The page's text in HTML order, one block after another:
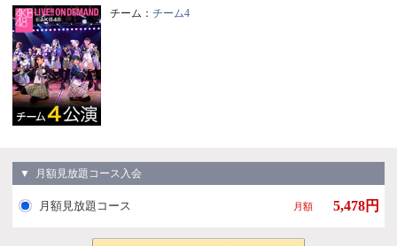
チーム： チーム4
▼ 月額見放題コース入会
月額見放題コース 月額 5,478円